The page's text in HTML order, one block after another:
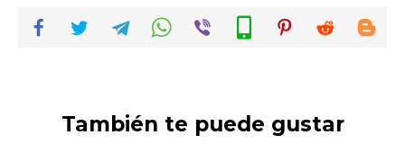
También te puede gustar